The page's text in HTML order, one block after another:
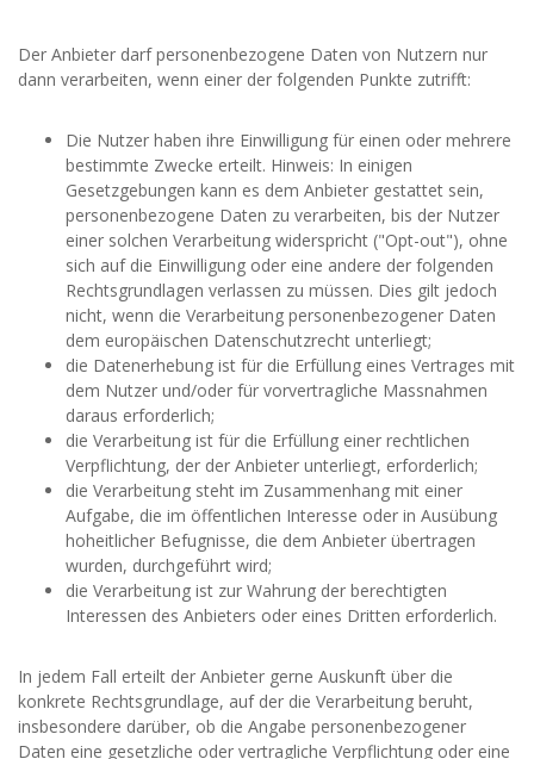
Der Anbieter darf personenbezogene Daten von Nutzern nur
dann verarbeiten, wenn einer der folgenden Punkte zutrifft:
Die Nutzer haben ihre Einwilligung für einen oder mehrere
bestimmte Zwecke erteilt. Hinweis: In einigen
Gesetzgebungen kann es dem Anbieter gestattet sein,
personenbezogene Daten zu verarbeiten, bis der Nutzer
einer solchen Verarbeitung widerspricht ("Opt-out"), ohne
sich auf die Einwilligung oder eine andere der folgenden
Rechtsgrundlagen verlassen zu müssen. Dies gilt jedoch
nicht, wenn die Verarbeitung personenbezogener Daten
dem europäischen Datenschutzrecht unterliegt;
die Datenerhebung ist für die Erfüllung eines Vertrages mit
dem Nutzer und/oder für vorvertragliche Massnahmen
daraus erforderlich;
die Verarbeitung ist für die Erfüllung einer rechtlichen
Verpflichtung, der der Anbieter unterliegt, erforderlich;
die Verarbeitung steht im Zusammenhang mit einer
Aufgabe, die im öffentlichen Interesse oder in Ausübung
hoheitlicher Befugnisse, die dem Anbieter übertragen
wurden, durchgeführt wird;
die Verarbeitung ist zur Wahrung der berechtigten
Interessen des Anbieters oder eines Dritten erforderlich.
In jedem Fall erteilt der Anbieter gerne Auskunft über die
konkrete Rechtsgrundlage, auf der die Verarbeitung beruht,
insbesondere darüber, ob die Angabe personenbezogener
Daten eine gesetzliche oder vertragliche Verpflichtung oder eine